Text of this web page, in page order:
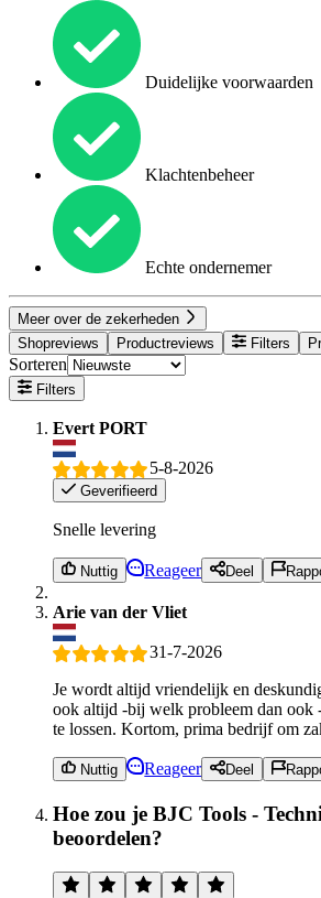
Duidelijke voorwaarden
Klachtenbeheer
Echte ondernemer
Meer over de zekerheden
Shopreviews
Productreviews Filters
Sorteren
Filters
Evert PORT
5-8-2026
Geverifieerd
Snelle levering
Nuttig Reageer Deel
Arie van der Vliet
31-7-2026
Je wordt altijd vriendelijk en
ook altijd -bij welk probleem dan ook
te lossen. Kortom, prima bedrijf om
Nuttig Reageer Deel
Hoe zou je BJC Tools -
beoordelen?